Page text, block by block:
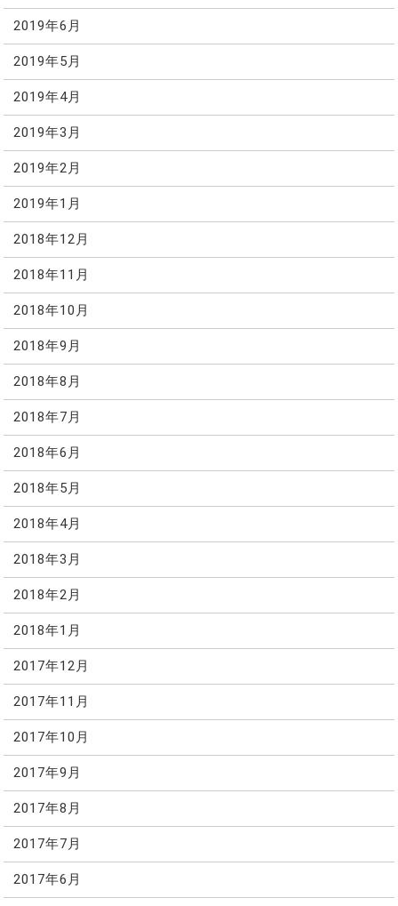
2019年6月
2019年5月
2019年4月
2019年3月
2019年2月
2019年1月
2018年12月
2018年11月
2018年10月
2018年9月
2018年8月
2018年7月
2018年6月
2018年5月
2018年4月
2018年3月
2018年2月
2018年1月
2017年12月
2017年11月
2017年10月
2017年9月
2017年8月
2017年7月
2017年6月